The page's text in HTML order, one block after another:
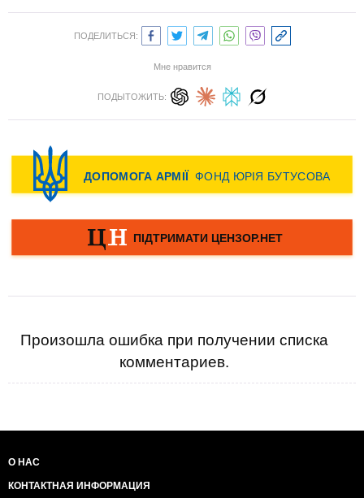
ПОДЕЛИТЬСЯ:
Мне нравится
ПОДЫТОЖИТЬ:
Произошла ошибка при получении списка
комментариев.
О НАС
КОНТАКТНАЯ ИНФОРМАЦИЯ